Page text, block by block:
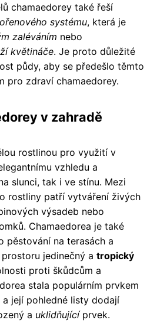
chamaedorey také řeší
systému, která je
zaléváním nebo
květináče. Je proto důležité
půdy, aby se předešlo těmto
pro zdraví chamaedorey.
v zahradě
rostlinou pro využití v
vzhledu a
slunci, tak i ve stínu. Mezi
rostliny patří vytváření živých
výsadeb nebo
Chamaedorea je také
pěstování na terasách a
jedinečný a tropický
proti škůdcům a
stala populárním prvkem
její pohledné listy dodají
a uklidňujícíprvek.